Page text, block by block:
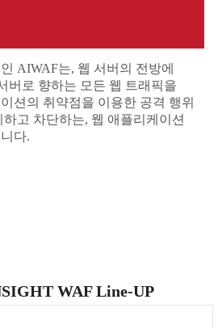
AIWAF는, 웹 서버의 전방에
버로 향하는 모든 웹 트래픽을
션의 취약점을 이용한 공격 행위
고 차단하는, 웹 애플리케이션
다.
WAF Line-UP